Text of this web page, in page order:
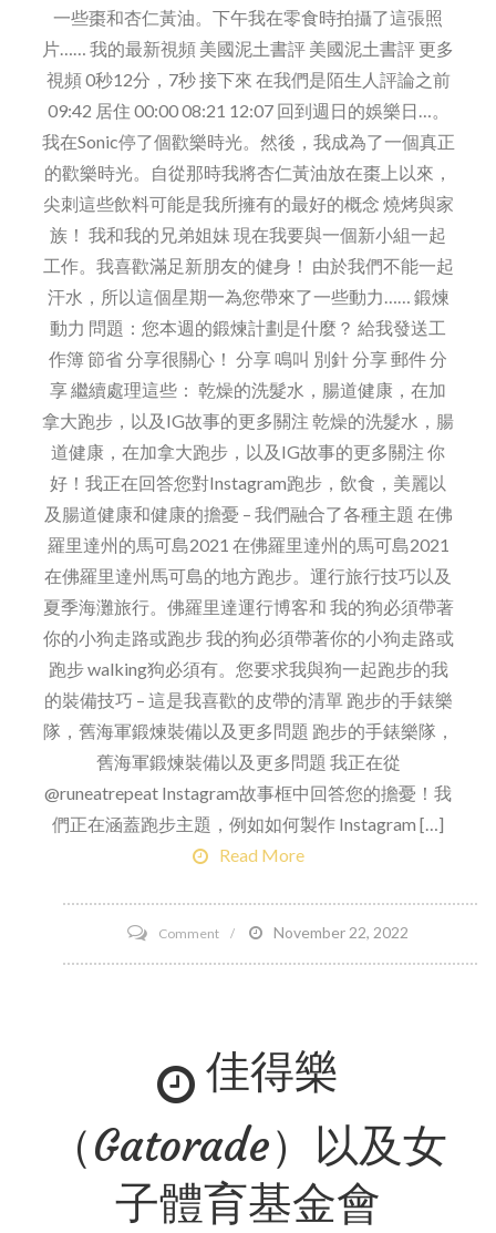
格
一些棗和杏仁黃油。下午我在零食時拍攝了這張照
片…… 我的最新視頻 美國泥土書評 美國泥土書評 更多
視頻 0秒12分，7秒 接下來 在我們是陌生人評論之前
09:42 居住 00:00 08:21 12:07 回到週日的娛樂日…。
我在Sonic停了個歡樂時光。然後，我成為了一個真正
的歡樂時光。自從那時我將杏仁黃油放在棗上以來，
尖刺這些飲料可能是我所擁有的最好的概念 燒烤與家
族！ 我和我的兄弟姐妹 現在我要與一個新小組一起
工作。我喜歡滿足新朋友的健身！ 由於我們不能一起
汗水，所以這個星期一為您帶來了一些動力…… 鍛煉
動力 問題：您本週的鍛煉計劃是什麼？ 給我發送工
作簿 節省 分享很關心！ 分享 鳴叫 別針 分享 郵件 分
享 繼續處理這些： 乾燥的洗髮水，腸道健康，在加
拿大跑步，以及IG故事的更多關注 乾燥的洗髮水，腸
道健康，在加拿大跑步，以及IG故事的更多關注 你
好！我正在回答您對Instagram跑步，飲食，美麗以
及腸道健康和健康的擔憂 – 我們融合了各種主題 在佛
羅里達州的馬可島2021 在佛羅里達州的馬可島2021
在佛羅里達州馬可島的地方跑步。運行旅行技巧以及
夏季海灘旅行。佛羅里達運行博客和 我的狗必須帶著
你的小狗走路或跑步 我的狗必須帶著你的小狗走路或
跑步 walking狗必須有。您要求我與狗一起跑步的我
的裝備技巧 – 這是我喜歡的皮帶的清單 跑步的手錶樂
隊，舊海軍鍛煉裝備以及更多問題 跑步的手錶樂隊，
舊海軍鍛煉裝備以及更多問題 我正在從
@runeatrepeat Instagram故事框中回答您的擔憂！我
們正在涵蓋跑步主題，例如如何製作 Instagram […]
Read More
Commenton
星
的
動
以
及
我
November 22, 2022
佳得樂
（Gatorade）以及女
子體育基金會